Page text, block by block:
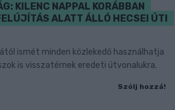
KILENC NAPPAL KORÁBBAN
ALATT ÁLLÓ HECSEI ÚTI
ismét minden közlekedő használhatja
is visszatérnek eredeti útvonalukra.
Szólj hozzá!